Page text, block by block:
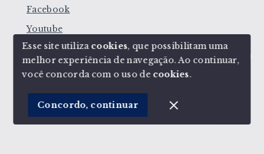
Olá! Estamos disponíveis para te ajudar.
Facebook
Youtube
© Copyright 2026 - Corretoras de Imóveis - Todos
SITE PARA IMOBILIARIA
Esse site utiliza cookies, que possibilitam uma
melhor experiência de navegação.Ao continuar,
você concorda com o uso de cookies.
Concordo, continuar